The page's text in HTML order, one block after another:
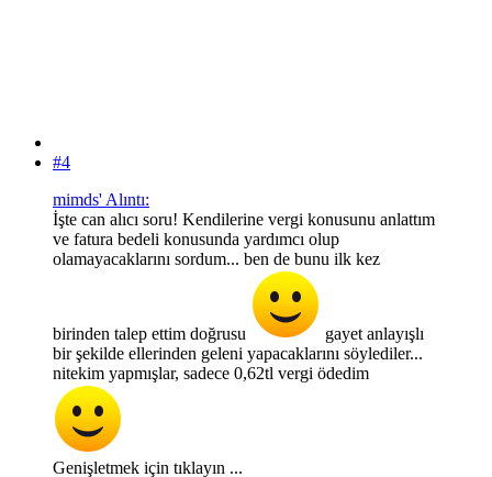
#4
mimds' Alıntı:
İşte can alıcı soru! Kendilerine vergi konusunu anlattım
ve fatura bedeli konusunda yardımcı olup
olamayacaklarını sordum... ben de bunu ilk kez
birinden talep ettim doğrusu
gayet anlayışlı
bir şekilde ellerinden geleni yapacaklarını söylediler...
nitekim yapmışlar, sadece 0,62tl vergi ödedim
Genişletmek için tıklayın ...